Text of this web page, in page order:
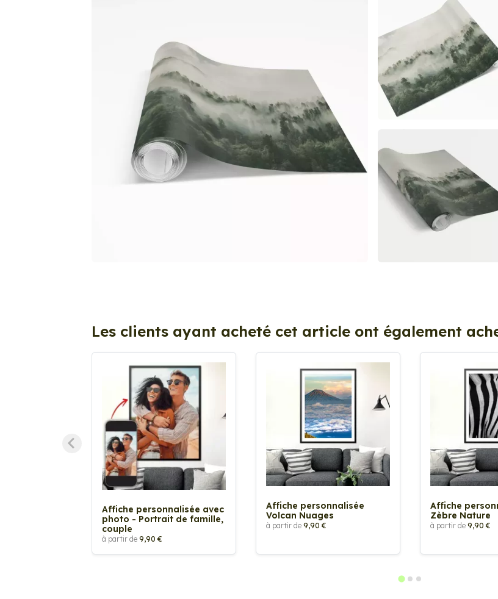
Les clients ayant acheté cet article ont également
Affiche personnalisée avec
photo - Portrait de famille,
couple
à partir de 9,90 €
Affiche personnalisée
Volcan Nuages
à partir de 9,90 €
Affiche
Zèbre Nature
à partir de 9,90 €